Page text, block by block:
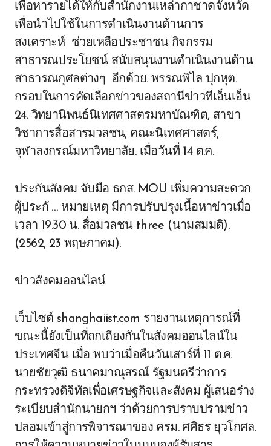
เพื่อหารายได้ให้กับสำนักงานเหล่ากาชาดจังหวัด
เพื่อนำไปใช้ในการดำเนินงานด้านการ
สงเคราะห์ ช่วยเหลือประชาชน กิจกรรม
สาธารณประโยชน์ สนับสนุนงานดำเนินงานด้าน
สาธารณกุศลต่างๆ อีกด้วย. พรรณพิไล ปุกหุต.
กรอบในการคัดเลือกข่าวของสถานีข่าวทีเอ็นเอ็น
24. วิทยานิพนธ์นิเทศศาสตรมหาบัณฑิต, สาขา
วิชาการสื่อสารมวลชน, คณะนิเทศศาสตร์,
จุฬาลงกรณ์มหาวิทยาลัย. เมื่อวันที่ 14 ต.ค.
ประกันสังคม จับมือ ธกส. MOU เพิ่มความสะดวก
ผู้ประกั … หมายเหตุ มีการปรับปรุงเนื้อหาข่าวเมื่อ
เวลา 19.30 น. สื่อมวลชน three (นามสมมติ).
(2562, 23 พฤษภาคม).
ข่าวสังคมออนไลน์
เว็บไซต์ shanghaiist.com รายงานเหตุการณ์ที่
ขณะนี้ยังเป็นที่ถกเถียงกันในสังคมออนไลน์ใน
ประเทศจีน เมื่อ พบว่าเมื่อคืนวันเสาร์ที่ 11 ต.ค.
นายชัยวุฒิ ธนาคมาณุสรณ์ รัฐมนตรีว่าการ
กระทรวงดิจิทัลเพื่อเศรษฐกิจและสังคม ผู้เสนอร่าง
ระเบียบสำนักนายกฯ ว่าด้วยการปราบปรามข่าว
ปลอมเข้าสู่การพิจารณาของ ครม. ศศิธร ยุวโกศล.